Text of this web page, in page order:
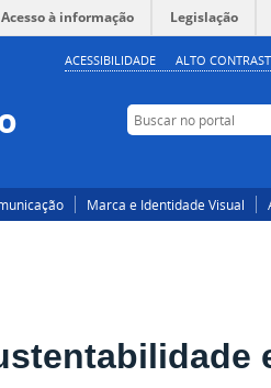
Acesso à informação Legislação
ACESSIBILIDADE ALTO
Buscar no portal
Marca e Identidade Visual